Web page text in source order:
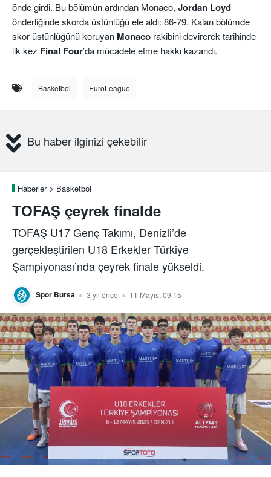
önde girdi. Bu bölümün ardından Monaco, Jordan Loyd
önderliğinde skorda üstünlüğü ele aldı: 86-79. Kalan bölümde
skor üstünlüğünü koruyan Monaco rakibini devirerek tarihinde
ilk kez Final Four’da mücadele etme hakkı kazandı.
Basketbol EuroLeague
Bu haber ilginizi çekebilir
Haberler Basketbol
TOFAŞ çeyrek finalde
TOFAŞ U17 Genç Takımı, Denizli’de
gerçekleştirilen U18 Erkekler Türkiye
Şampiyonası’nda çeyrek finale yükseldi.
Spor Bursa 3 yıl önce 11 Mayıs, 09:15